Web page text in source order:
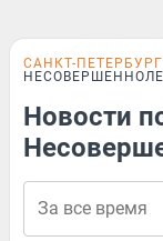
САНКТ-ПЕТЕРБУРГ
Новости